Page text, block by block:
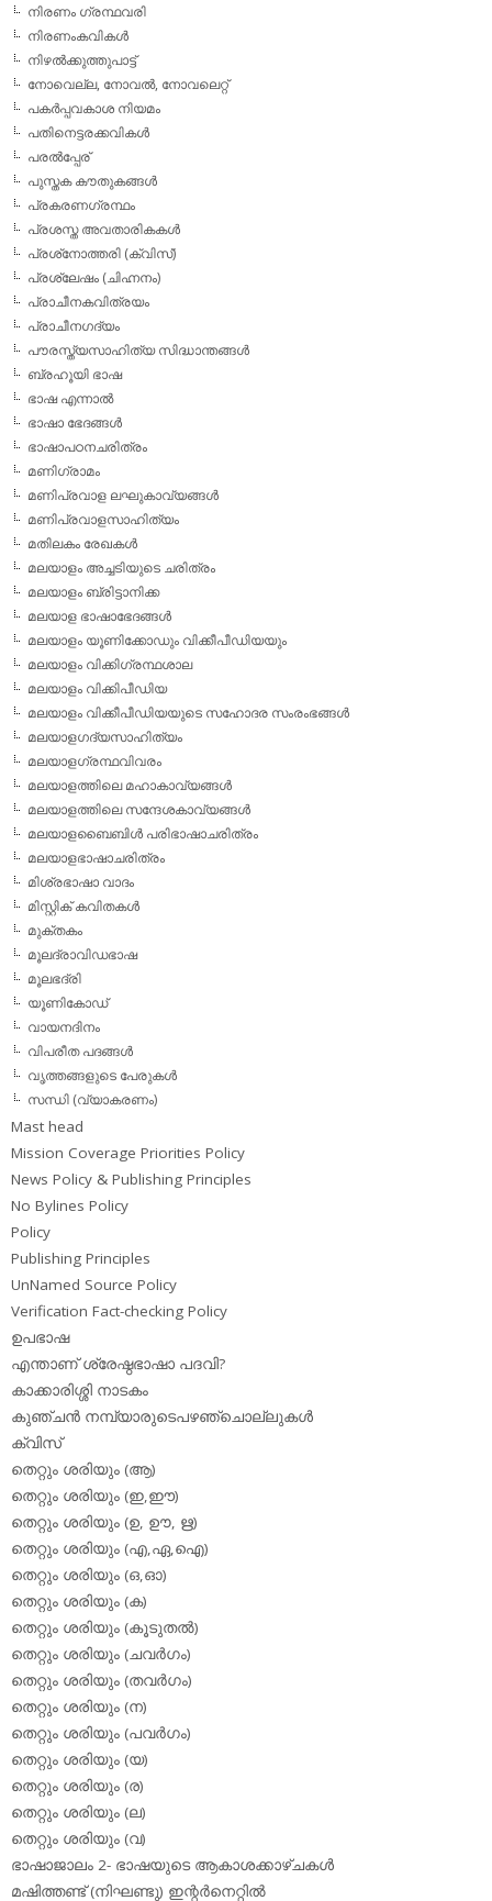
നിരണം ഗ്രന്ഥവരി
നിരണംകവികള്‍
നിഴല്‍ക്കുത്തുപാട്ട്
നോവെല്ല, നോവല്‍, നോവലെറ്റ്
പകര്‍പ്പവകാശ നിയമം
പതിനെട്ടരക്കവികള്‍
പരല്‍പ്പേര്
പുസ്തക കൗതുകങ്ങള്‍
പ്രകരണഗ്രന്ഥം
പ്രശസ്ത അവതാരികകള്‍
പ്രശ്‌നോത്തരി (ക്വിസ്)
പ്രശ്ലേഷം (ചിഹ്നനം)
പ്രാചീനകവിത്രയം
പ്രാചീനഗദ്യം
പൗരസ്ത്യസാഹിത്യ സിദ്ധാന്തങ്ങള്‍
ബ്രഹൂയി ഭാഷ
ഭാഷ എന്നാല്‍
ഭാഷാ ഭേദങ്ങള്‍
ഭാഷാപഠനചരിത്രം
മണിഗ്രാമം
മണിപ്രവാള ലഘുകാവ്യങ്ങള്‍
മണിപ്രവാളസാഹിത്യം
മതിലകം രേഖകള്‍
മലയാളം അച്ചടിയുടെ ചരിത്രം
മലയാളം ബ്രിട്ടാനിക്ക
മലയാള ഭാഷാഭേദങ്ങള്‍
മലയാളം യൂണിക്കോഡും വിക്കീപീഡിയയും
മലയാളം വിക്കിഗ്രന്ഥശാല
മലയാളം വിക്കിപീഡിയ
മലയാളം വിക്കീപീഡിയയുടെ സഹോദര സംരംഭങ്ങള്‍
മലയാളഗദ്യസാഹിത്യം
മലയാളഗ്രന്ഥവിവരം
മലയാളത്തിലെ മഹാകാവ്യങ്ങള്‍
മലയാളത്തിലെ സന്ദേശകാവ്യങ്ങള്‍
മലയാളബൈബിള്‍ പരിഭാഷാചരിത്രം
മലയാളഭാഷാചരിത്രം
മിശ്രഭാഷാ വാദം
മിസ്റ്റിക് കവിതകള്‍
മുക്തകം
മൂലദ്രാവിഡഭാഷ
മൂലഭദ്രി
യൂണികോഡ്
വായനദിനം
വിപരീത പദങ്ങള്‍
വൃത്തങ്ങളുടെ പേരുകള്‍
സന്ധി (വ്യാകരണം)
Mast head
Mission Coverage Priorities Policy
News Policy & Publishing Principles
No Bylines Policy
Policy
Publishing Principles
UnNamed Source Policy
Verification Fact-checking Policy
ഉപഭാഷ
എന്താണ് ശ്രേഷ്ഠഭാഷാ പദവി?
കാക്കാരിശ്ശി നാടകം
കുഞ്ചന്‍ നമ്പ്യാരുടെപഴഞ്ചൊല്ലുകള്‍
ക്വിസ്
തെറ്റും ശരിയും (ആ)
തെറ്റും ശരിയും (ഇ,ഈ)
തെറ്റും ശരിയും (ഉ, ഊ, ഋ)
തെറ്റും ശരിയും (എ,ഏ,ഐ)
തെറ്റും ശരിയും (ഒ,ഓ)
തെറ്റും ശരിയും (ക)
തെറ്റും ശരിയും (കൂടുതല്‍)
തെറ്റും ശരിയും (ചവര്‍ഗം)
തെറ്റും ശരിയും (തവര്‍ഗം)
തെറ്റും ശരിയും (ന)
തെറ്റും ശരിയും (പവര്‍ഗം)
തെറ്റും ശരിയും (യ)
തെറ്റും ശരിയും (ര)
തെറ്റും ശരിയും (ല)
തെറ്റും ശരിയും (വ)
ഭാഷാജാലം 2- ഭാഷയുടെ ആകാശക്കാഴ്ചകള്‍
മഷിത്തണ്ട് (നിഘണ്ടു) ഇന്റര്‍നെറ്റില്‍